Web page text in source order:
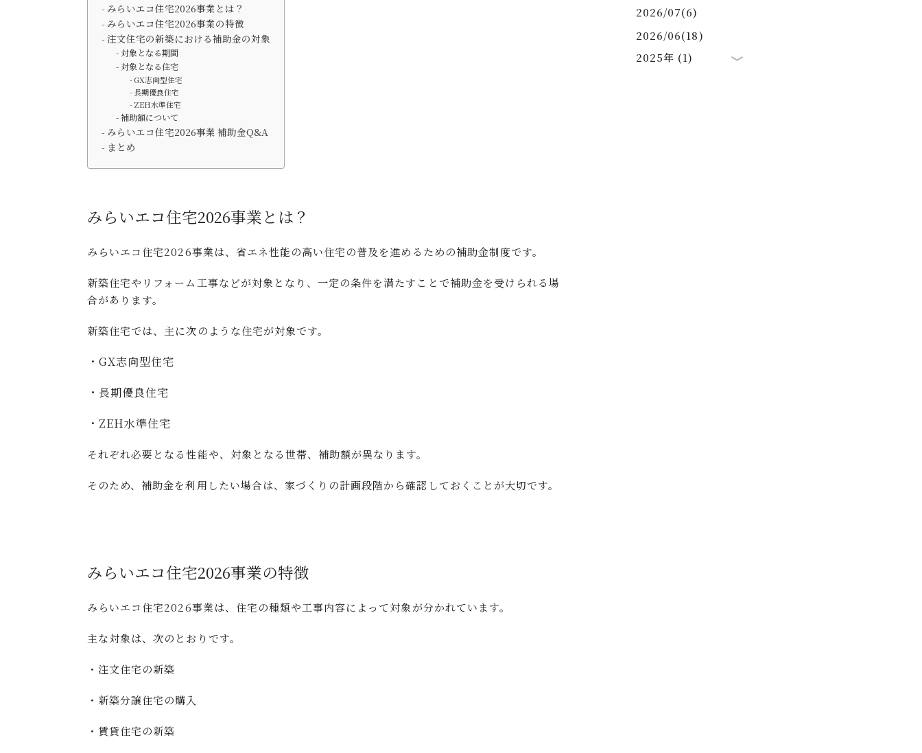
みらいエコ住宅2026事業とは？
みらいエコ住宅2026事業の特徴
注文住宅の新築における補助金の対象
対象となる期間
対象となる住宅
GX志向型住宅
長期優良住宅
ZEH水準住宅
補助額について
みらいエコ住宅2026事業 補助金Q&A
まとめ
みらいエコ住宅2026事業とは？
みらいエコ住宅2026事業は、省エネ性能の高い住宅の普及を進めるための補助金制度です。
新築住宅やリフォーム工事などが対象となり、一定の条件を満たすことで補助金を受けられる場
合があります。
新築住宅では、主に次のような住宅が対象です。
・GX志向型住宅
・長期優良住宅
・ZEH水準住宅
それぞれ必要となる性能や、対象となる世帯、補助額が異なります。
そのため、補助金を利用したい場合は、家づくりの計画段階から確認しておくことが大切です。
みらいエコ住宅2026事業の特徴
みらいエコ住宅2026事業は、住宅の種類や工事内容によって対象が分かれています。
主な対象は、次のとおりです。
・注文住宅の新築
・新築分譲住宅の購入
・賃貸住宅の新築
2026/07(6)
2026/06(18)
2025年 (1)